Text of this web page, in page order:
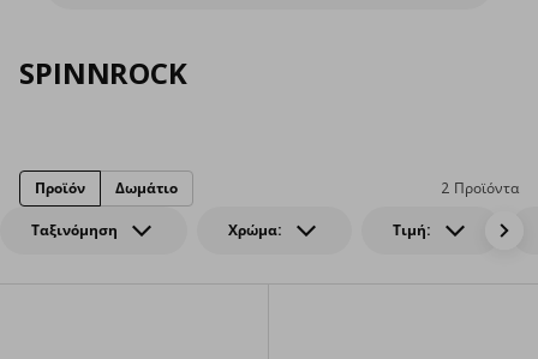
SPINNROCK
Ταξινόμηση Χρώμα: Τιμή:
2 Προϊόντα
Προϊόν Δωμάτιο